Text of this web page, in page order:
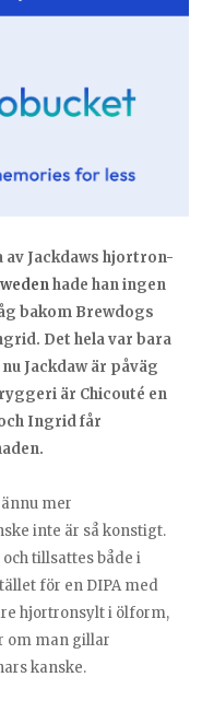
av Jackdaws hjortron-
hade han ingen
bakom Brewdogs
Det hela var bara
Jackdaw är påväg
är Chicouté en
Ingrid får
mer
inte är så konstigt.
tillsattes både i
för en DIPA med
hjortronsylt i ölform,
om man gillar
kanske.